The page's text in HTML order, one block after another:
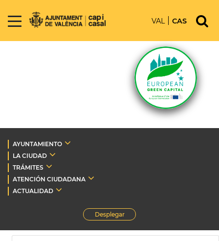
VAL CAS
AYUNTAMIENTO
LA CIUDAD
TRÁMITES
ATENCIÓN CIUDADANA
ACTUALIDAD
Desplegar